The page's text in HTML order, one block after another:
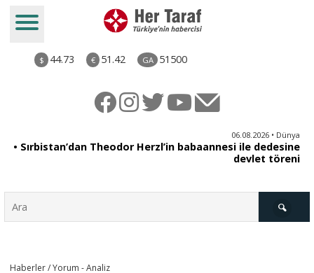
$ 44.73 € 51.42 GA 51500
06.08.2026 • Dünya
• Sırbistan’dan Theodor Herzl’in babaannesi ile dedesine
devlet töreni
Haberler / Yorum - Analiz